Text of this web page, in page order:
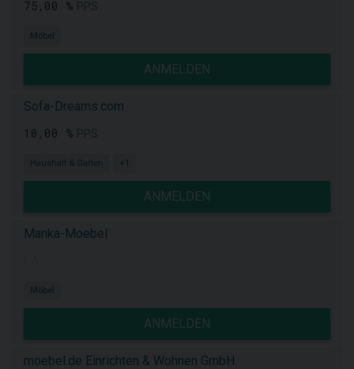
75,00 %
Möbel
ANMELDEN
Sofa-Dreams.com
10,00 %
Haushalt & Garten +1
ANMELDEN
Manka-Moebel
Möbel
ANMELDEN
moebel.de Einrichten & Wohnen GmbH